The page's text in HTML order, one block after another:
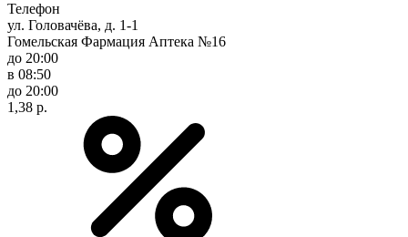
Телефон
ул. Головачёва, д. 1-1
Гомельская Фармация Аптека №16
до 20:00
в 08:50
до 20:00
1,38 р.